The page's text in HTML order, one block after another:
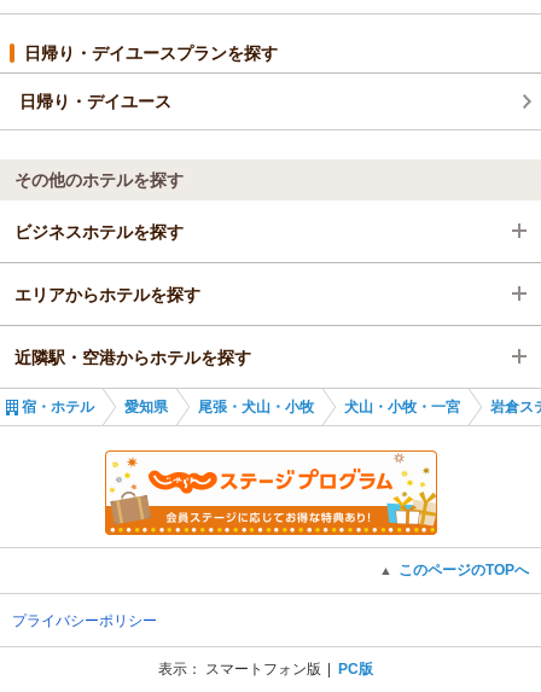
日帰り・デイユースプランを探す
日帰り・デイユース
その他のホテルを探す
ビジネスホテルを探す
愛知県
尾張・犬山・小牧
犬山・小牧・一宮
エリアからホテルを探す
愛知県
尾張・犬山・小牧
犬山・小牧・一宮
岩倉駅
近隣駅・空港からホテルを探す
岩倉駅
小牧口駅
宿・ホテル 愛知県 尾張・犬山・小牧 犬山・小牧・一宮 岩倉ス
▲ このページのTOPへ
プライバシーポリシー
表示： スマートフォン版 PC版